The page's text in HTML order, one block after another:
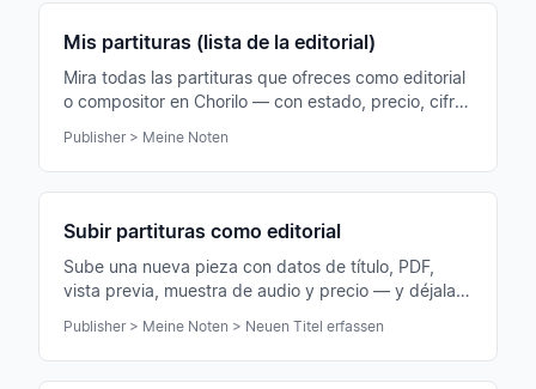
Mis partituras (lista de la editorial)
Mira todas las partituras que ofreces como editorial
o compositor en Chorilo — con estado, precio, cifras
Publisher > Meine Noten
Subir partituras como editorial
Sube una nueva pieza con datos de título, PDF,
vista previa, muestra de audio y precio — y déjala
Publisher > Meine Noten > Neuen Titel erfassen